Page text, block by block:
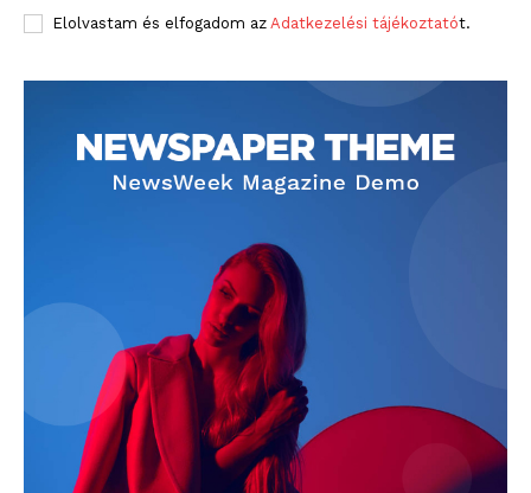
Elolvastam és elfogadom az Adatkezelési tájékoztatót.